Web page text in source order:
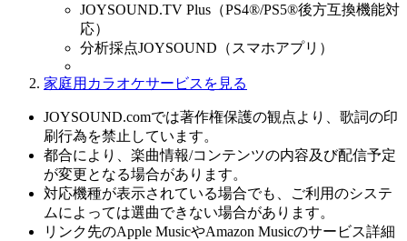
JOYSOUND.TV Plus（PS4®/PS5®後方互換機能対
応）
分析採点JOYSOUND（スマホアプリ）
家庭用カラオケサービスを見る
JOYSOUND.comでは著作権保護の観点より、歌詞の印
刷行為を禁止しています。
都合により、楽曲情報/コンテンツの内容及び配信予定
が変更となる場合があります。
対応機種が表示されている場合でも、ご利用のシステ
ムによっては選曲できない場合があります。
リンク先のApple MusicやAmazon Musicのサービス詳細